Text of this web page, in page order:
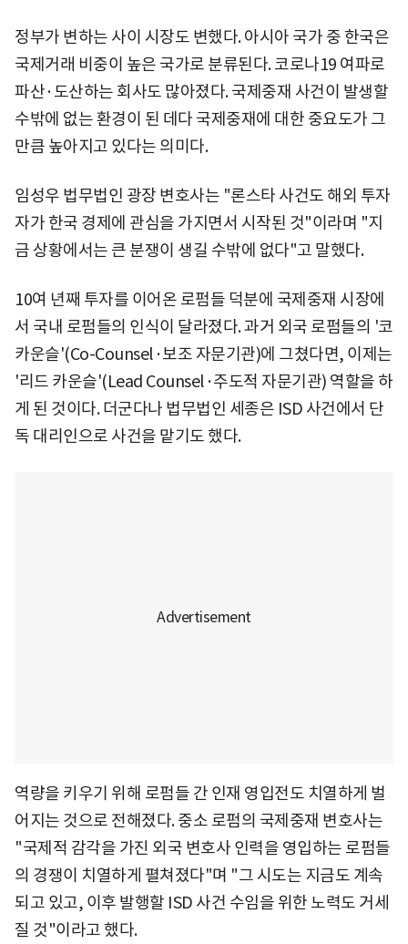
정부가 변하는 사이 시장도 변했다. 아시아 국가 중 한국은
국제거래 비중이 높은 국가로 분류된다. 코로나19 여파로
파산·도산하는 회사도 많아졌다. 국제중재 사건이 발생할
수밖에 없는 환경이 된 데다 국제중재에 대한 중요도가 그
만큼 높아지고 있다는 의미다.
임성우 법무법인 광장 변호사는 "론스타 사건도 해외 투자
자가 한국 경제에 관심을 가지면서 시작된 것"이라며 "지
금 상황에서는 큰 분쟁이 생길 수밖에 없다"고 말했다.
10여 년째 투자를 이어온 로펌들 덕분에 국제중재 시장에
서 국내 로펌들의 인식이 달라졌다. 과거 외국 로펌들의 '코
카운슬'(Co-Counsel·보조 자문기관)에 그쳤다면, 이제는
'리드 카운슬'(Lead Counsel·주도적 자문기관) 역할을 하
게 된 것이다. 더군다나 법무법인 세종은 ISD 사건에서 단
독 대리인으로 사건을 맡기도 했다.
역량을 키우기 위해 로펌들 간 인재 영입전도 치열하게 벌
어지는 것으로 전해졌다. 중소 로펌의 국제중재 변호사는
"국제적 감각을 가진 외국 변호사 인력을 영입하는 로펌들
의 경쟁이 치열하게 펼쳐졌다"며 "그 시도는 지금도 계속
되고 있고, 이후 발행할 ISD 사건 수임을 위한 노력도 거세
질 것"이라고 했다.